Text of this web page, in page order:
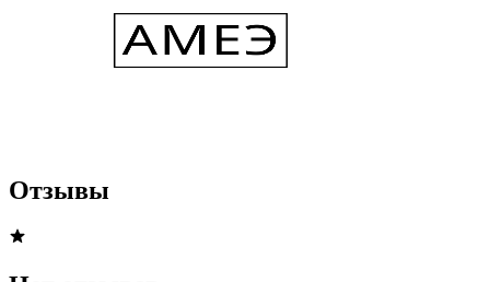
Отзывы